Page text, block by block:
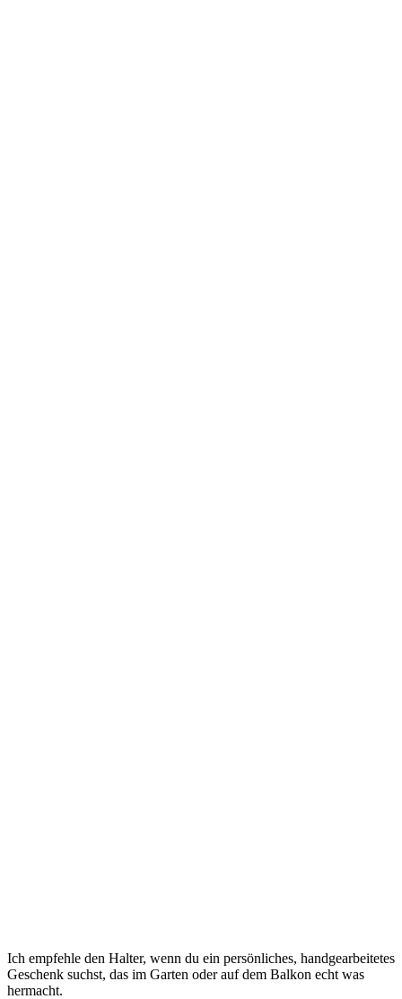
Ich empfehle den Halter, wenn du ein persönliches, handgearbeitetes
Geschenk suchst, das im Garten oder auf dem Balkon echt was
hermacht.